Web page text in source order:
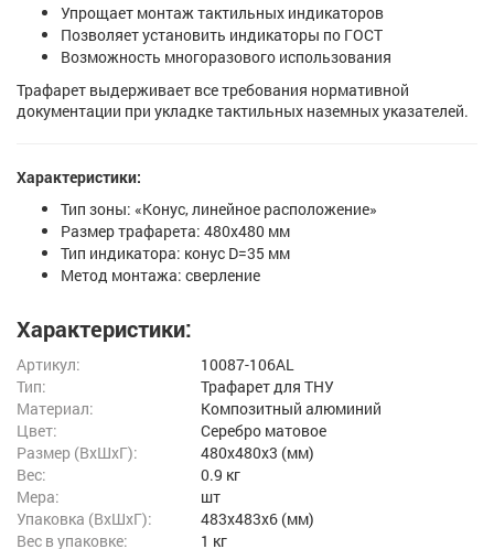
Упрощает монтаж тактильных индикаторов
Позволяет установить индикаторы по ГОСТ
Возможность многоразового использования
Трафарет выдерживает все требования нормативной
документации при укладке тактильных наземных указателей.
Характеристики:
Тип зоны: «Конус, линейное расположение»
Размер трафарета: 480х480 мм
Тип индикатора: конус D=35 мм
Метод монтажа: сверление
Характеристики:
Артикул:
10087-106AL
Тип:
Трафарет для ТНУ
Материал:
Композитный алюминий
Цвет:
Серебро матовое
Размер (ВxШxГ):
480x480x3 (мм)
Вес:
0.9 кг
Мера:
шт
Упаковка (ВхШхГ):
483x483x6 (мм)
Вес в упаковке:
1 кг